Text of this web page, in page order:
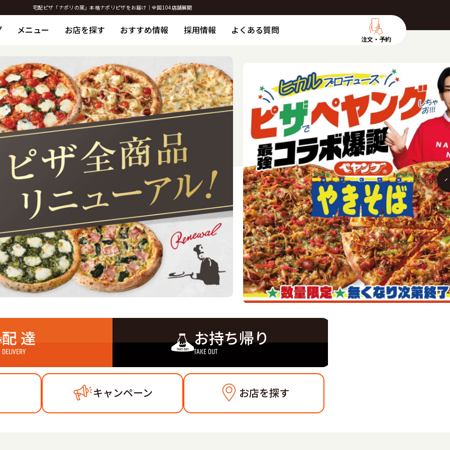
宅配ピザ「ナポリの窯」本格ナポリピザをお届け｜全国104店舗展開
注文・予約
メニュー お店を探す おすすめ情報 採用情報 よくある質問
配 達
DELIVERY
お持ち帰り
TAKE OUT
キャンペーン お店を探す